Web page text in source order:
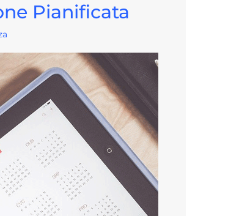
Pianificata